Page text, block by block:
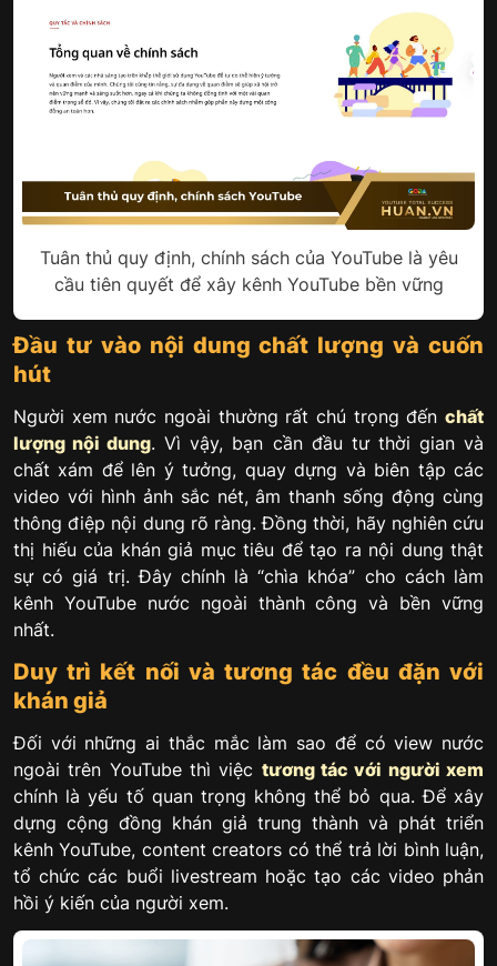
Tuân thủ quy định, chính sách của YouTube là yêu
cầu tiên quyết để xây kênh YouTube bền vững
Đầu tư vào nội dung chất lượng và cuốn
hút
Người xem nước ngoài thường rất chú trọng đến chất
lượng nội dung. Vì vậy, bạn cần đầu tư thời gian và
chất xám để lên ý tưởng, quay dựng và biên tập các
video với hình ảnh sắc nét, âm thanh sống động cùng
thông điệp nội dung rõ ràng. Đồng thời, hãy nghiên cứu
thị hiếu của khán giả mục tiêu để tạo ra nội dung thật
sự có giá trị. Đây chính là “chìa khóa” cho cách làm
kênh YouTube nước ngoài thành công và bền vững
nhất.
Duy trì kết nối và tương tác đều đặn với
khán giả
Đối với những ai thắc mắc làm sao để có view nước
ngoài trên YouTube thì việc tương tác với người xem
chính là yếu tố quan trọng không thể bỏ qua. Để xây
dựng cộng đồng khán giả trung thành và phát triển
kênh YouTube, content creators có thể trả lời bình luận,
tổ chức các buổi livestream hoặc tạo các video phản
hồi ý kiến của người xem.